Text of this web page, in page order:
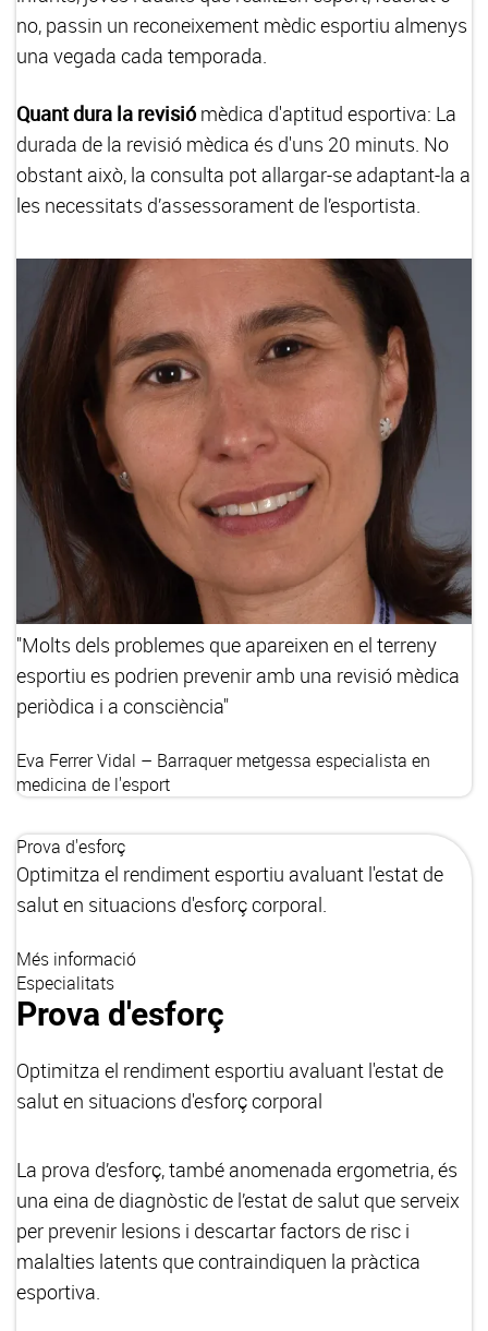
no, passin un reconeixement mèdic esportiu almenys
una vegada cada temporada.
Quant dura la revisiómèdica d'aptitud esportiva: La
durada de la revisió mèdica és d'uns 20 minuts. No
obstant això, la consulta pot allargar-se adaptant-la a
les necessitats d’assessorament de l’esportista.
"Molts dels problemes que apareixen en el terreny
esportiu es podrien prevenir amb una revisió mèdica
periòdica i a consciència"
Eva Ferrer Vidal – Barraquer metgessa especialista en
medicina de l'esport
Prova d'esforç
Optimitza el rendiment esportiu avaluant l'estat de
salut en situacions d'esforç corporal.
Més informació
Especialitats
Prova d'esforç
Optimitza el rendiment esportiu avaluant l'estat de
salut en situacions d'esforç corporal
La prova d’esforç, també anomenada ergometria, és
una eina de diagnòstic de l’estat de salut que serveix
per prevenir lesions i descartar factors de risc i
malalties latents que contraindiquen la pràctica
esportiva.